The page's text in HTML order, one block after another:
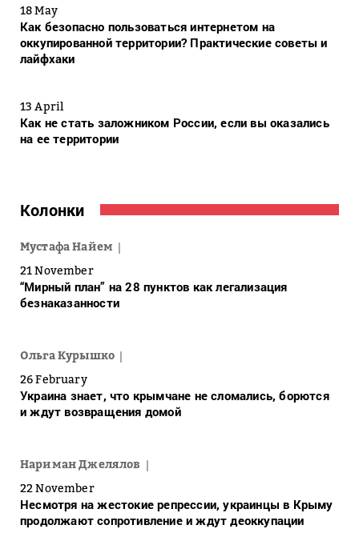
18 May
Как безопасно пользоваться интернетом на
оккупированной территории? Практические советы и
лайфхаки
13 April
Как не стать заложником России, если вы оказались
на ее территории
Колонки
Мустафа Найем
21 November
“Мирный план” на 28 пунктов как легализация
безнаказанности
Ольга Курышко
26 February
Украина знает, что крымчане не сломались, борются
и ждут возвращения домой
Нариман Джелялов
22 November
Несмотря на жестокие репрессии, украинцы в Крыму
продолжают сопротивление и ждут деоккупации